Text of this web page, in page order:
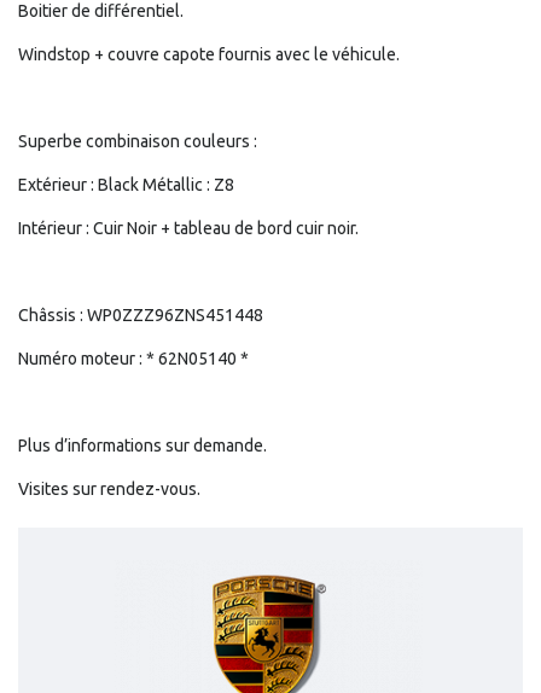
Boitier de différentiel.
Windstop + couvre capote fournis avec le véhicule.
Superbe combinaison couleurs :
Extérieur : Black Métallic : Z8
Intérieur : Cuir Noir + tableau de bord cuir noir.
Châssis : WP0ZZZ96ZNS451448
Numéro moteur : * 62N05140 *
Plus d’informations sur demande.
Visites sur rendez-vous.